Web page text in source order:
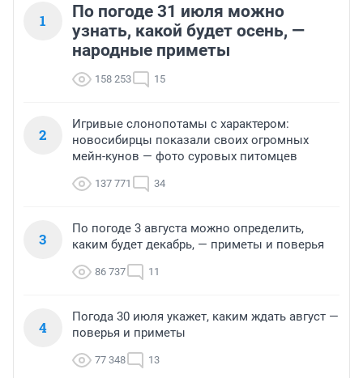
1
По погоде 31 июля можно
узнать, какой будет осень, —
народные приметы
158 253 15
2
Игривые слонопотамы с характером:
новосибирцы показали своих огромных
мейн-кунов — фото суровых питомцев
137 771 34
3
По погоде 3 августа можно определить,
каким будет декабрь, — приметы и поверья
86 737 11
4
Погода 30 июля укажет, каким ждать август —
поверья и приметы
77 348 13